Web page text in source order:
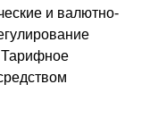
и валютно-
Тарифное